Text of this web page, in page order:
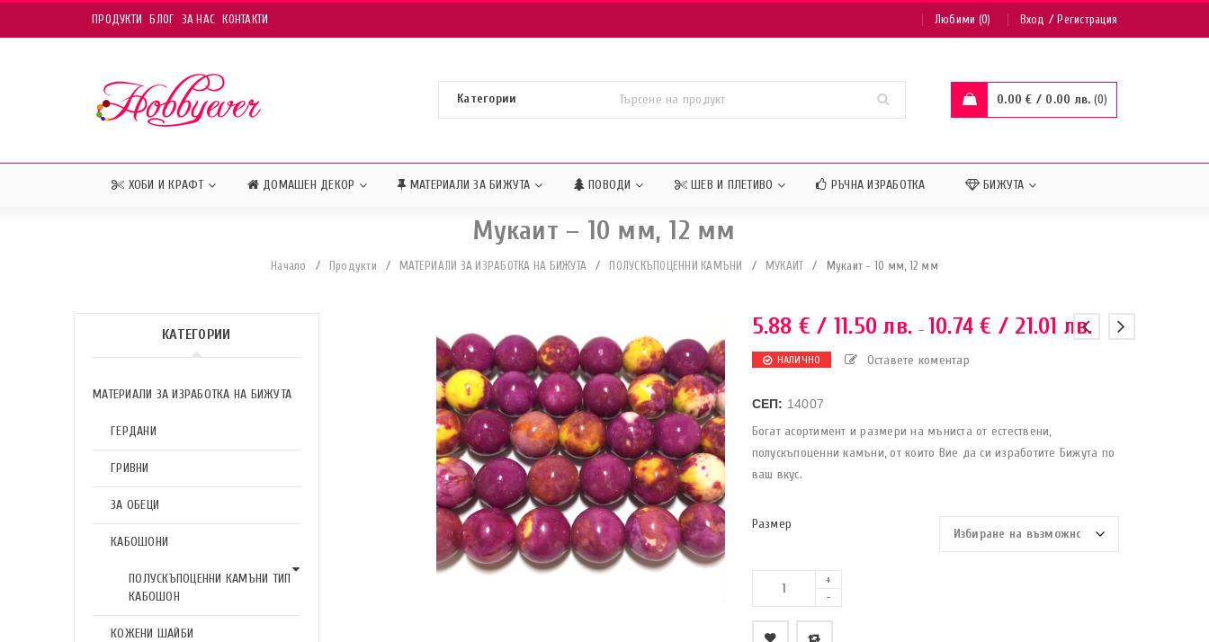
ПРОДУКТИ БЛОГ ЗА НАС КОНТАКТИ Любими (0) Вход /Регистрация
0.00€ / 0.00 лв. 0
ХОБИ И КРАФТ ДОМАШЕН ДЕКОР МАТЕРИАЛИ ЗА БИЖУТА ПОВОДИ ШЕВ И ПЛЕТИВО РЪЧНА ИЗРАБОТКА БИЖУТА
Мукаит – 10 мм, 12 мм
Начало / Продукти / МАТЕРИАЛИ ЗА ИЗРАБОТКА НА БИЖУТА / ПОЛУСКЪПОЦЕННИ КАМЪНИ / МУКАИТ / Мукаит – 10 мм, 12 мм
КАТЕГОРИИ
МАТЕРИАЛИ ЗА ИЗРАБОТКА НА БИЖУТА
ГЕРДАНИ
ГРИВНИ
ЗА ОБЕЦИ
КАБОШОНИ
ПОЛУСКЪПОЦЕННИ КАМЪНИ ТИП
КАБОШОН
КОЖЕНИ ШАЙБИ
5.88 € / 11.50 лв.– 10.74€ / 21.01 лв.
НАЛИЧНО Оставете коментар
СЕП: 14007
Богат асортимент и размери на мъниста от естествени,
полускъпоценни камъни, от които Вие да си изработите Бижута по
ваш вкус.
Размер